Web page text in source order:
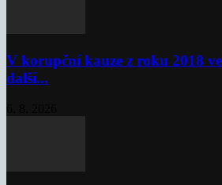
V korupční kauze z roku 2018
další...